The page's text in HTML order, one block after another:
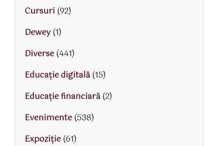
Cursuri (92)
Dewey(1)
Diverse(441)
Educaţie digitală(15)
Educaţie financiară(2)
Evenimente(538)
Expoziție(61)